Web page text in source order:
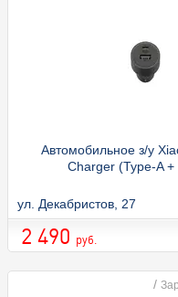
Автомобильное з/у
Charger (Type-A +
ул. Декабристов, 27
2 490 руб.
/